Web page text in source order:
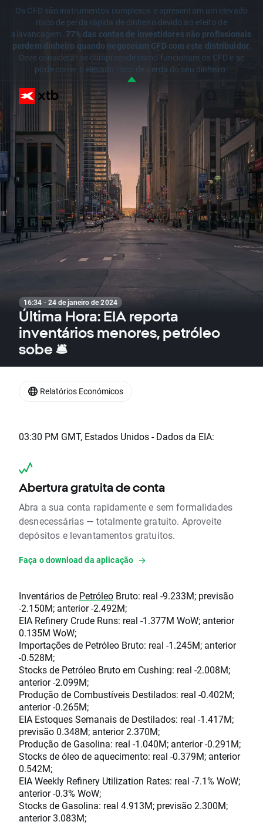
Os CFD são instrumentos complexos e apresentam um elevado
risco de perda rápida de dinheiro devido ao efeito de
alavancagem. 77% das contas de investidores não profissionais
perdem dinheiro quando negoceiam CFD com este distribuidor.
Deve considerar se compreende como funcionam os CFD e se
pode correr o elevado risco de perda do seu dinheiro.
16:34 · 24 de janeiro de 2024
Última Hora: EIA reporta
inventários menores, petróleo
sobe 🛎
03:30 PM GMT, Estados Unidos - Dados da EIA:
Abertura gratuita de conta
Abra a sua conta rapidamente e sem formalidades
desnecessárias — totalmente gratuito. Aproveite
depósitos e levantamentos gratuitos.
Faça o download da aplicação
Inventários de Petróleo Bruto: real -9.233M; previsão
-2.150M; anterior -2.492M;
EIA Refinery Crude Runs: real -1.377M WoW; anterior
0.135M WoW;
Importações de Petróleo Bruto: real -1.245M; anterior
-0.528M;
Stocks de Petróleo Bruto em Cushing: real -2.008M;
anterior -2.099M;
Produção de Combustíveis Destilados: real -0.402M;
anterior -0.265M;
EIA Estoques Semanais de Destilados: real -1.417M;
previsão 0.348M; anterior 2.370M;
Produção de Gasolina: real -1.040M; anterior -0.291M;
Stocks de óleo de aquecimento: real -0.379M; anterior
0.542M;
EIA Weekly Refinery Utilization Rates: real -7.1% WoW;
anterior -0.3% WoW;
Stocks de Gasolina: real 4.913M; previsão 2.300M;
anterior 3.083M;
Relatórios Económicos